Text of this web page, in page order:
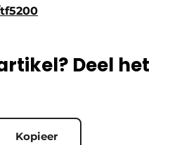
Deel het
Kopieer